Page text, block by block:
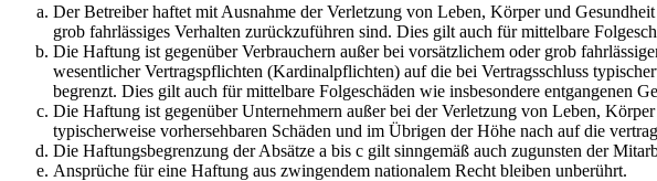
Der Betreiber haftet mit Ausnahme der Verletzung von Leben, Körper und
grob fahrlässiges Verhalten zurückzuführen sind. Dies gilt auch für mittelbare
Die Haftung ist gegenüber Verbrauchern außer bei vorsätzlichem oder grob
wesentlicher Vertragspflichten (Kardinalpflichten) auf die bei Vertragsschluss
begrenzt. Dies gilt auch für mittelbare Folgeschäden wie insbesondere entgangenen
Die Haftung ist gegenüber Unternehmern außer bei der Verletzung von Leben,
typischerweise vorhersehbaren Schäden und im Übrigen der Höhe nach auf die
Die Haftungsbegrenzung der Absätze a bis c gilt sinngemäß auch zugunsten der
Ansprüche für eine Haftung aus zwingendem nationalem Recht bleiben unberührt.